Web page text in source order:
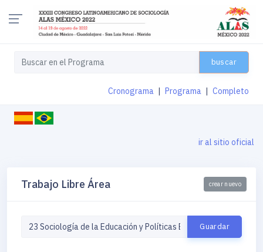
buscar
Cronograma Programa Completo
ir al sitio oficial
Trabajo Libre Área crear nuevo